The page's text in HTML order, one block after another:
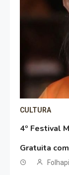
CULTURA
4º Festival
Gratuita